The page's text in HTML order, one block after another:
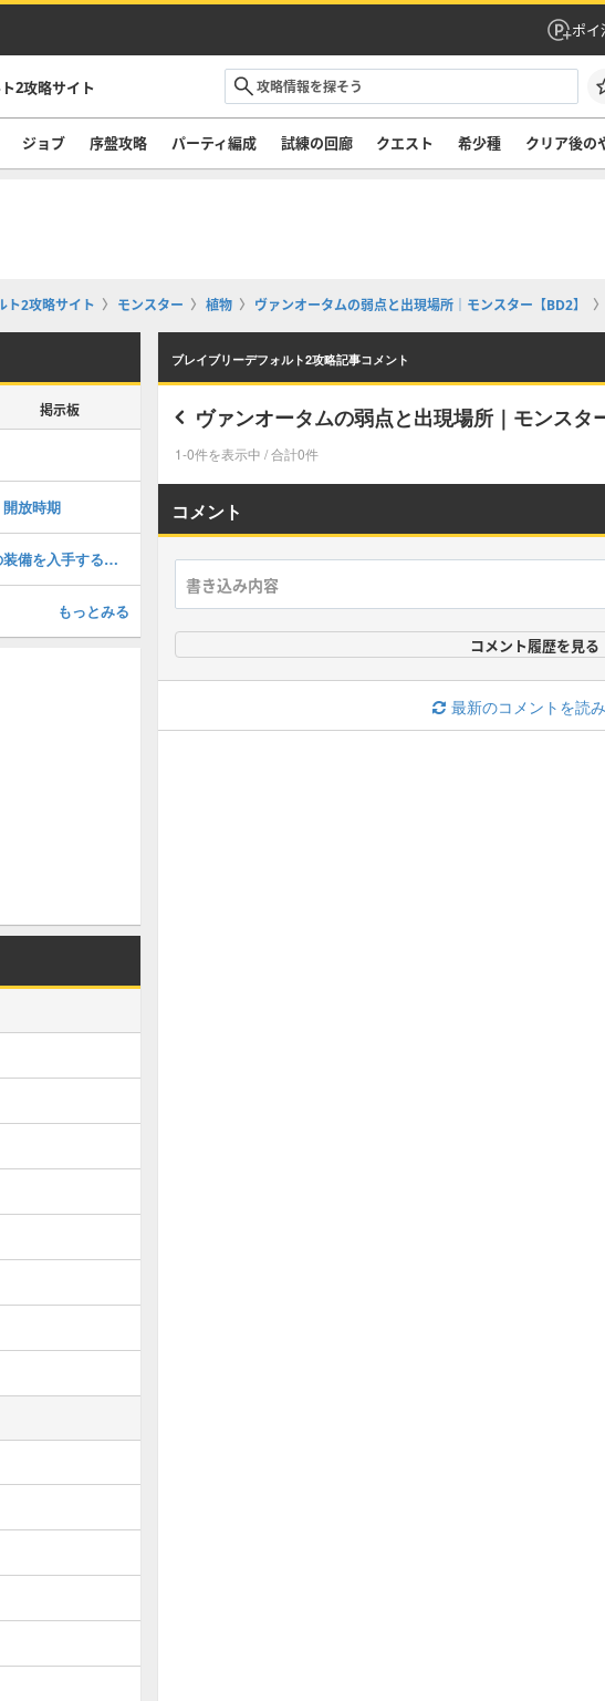
ポイ
2攻略サイト
ジョブ 序盤攻略 パーティ編成 試練の回廊 クエスト 希少種 クリア後の
ト2攻略サイト モンスター 植物 ヴァンオータムの弱点と出現場所｜モンスター【BD2】
ブレイブリーデフォルト2攻略記事コメント
ヴァンオータムの弱点と出現場所｜モンスタ
1-0件を表示中 / 合計0件
コメント
コメント履歴を見る
最新のコメントを読
掲示板
放時期
序盤から最強クラスの装備を入手する方法
もっとみる